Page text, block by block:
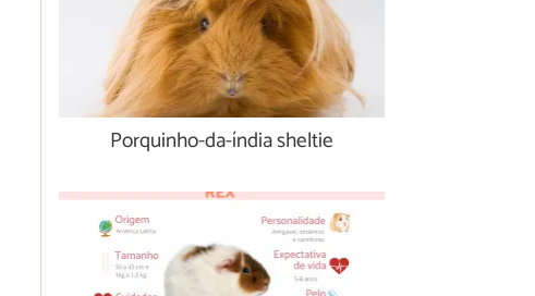
Porquinho-da-índia sheltie